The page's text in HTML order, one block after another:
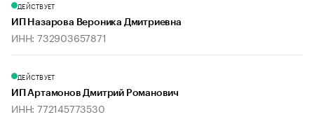
ДЕЙСТВУЕТ
ИП Назарова Вероника Дмитриевна
ИНН: 732903657871
ДЕЙСТВУЕТ
ИП Артамонов Дмитрий Романович
ИНН: 772145773530